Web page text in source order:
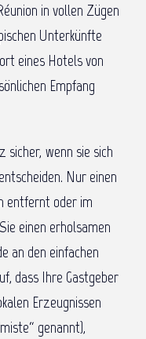
in vollen Zügen
Unterkünfte
eines Hotels von
Empfang
sicher, wenn sie sich
Nur einen
entfernt oder im
einen erholsamen
an den einfachen
dass Ihre Gastgeber
Erzeugnissen
genannt),